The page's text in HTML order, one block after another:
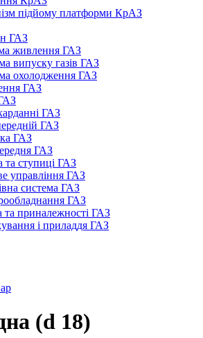
підйому платформи КрАЗ
ГАЗ
живлення ГАЗ
випуску газів ГАЗ
охолодження ГАЗ
ГАЗ
ГАЗ
ГАЗ
ГАЗ
ГАЗ
та ступиці ГАЗ
управління ГАЗ
система ГАЗ
ГАЗ
та приналежності ГАЗ
і приладдя ГАЗ
(d 18)